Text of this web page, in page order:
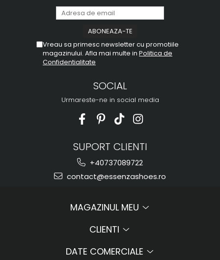
Vreau sa primesc newsletter cu promotiile
magazinului. Afla mai multe in Politica de
Confidentialitate
SOCIAL
Urmareste-ne in social media
SUPORT CLIENTI
+40737089722
contact@essenzashoes.ro
MAGAZINUL MEU
CLIENTI
DATE COMERCIALE